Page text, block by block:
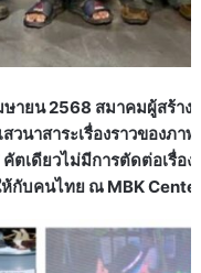
ษายน 2568 สมาคมผู้สร้า
นาสาระเรื่องราวของภา
ตเดียวไม่มีการตัดต่อเรื่อง
กับคนไทย ณ MBK